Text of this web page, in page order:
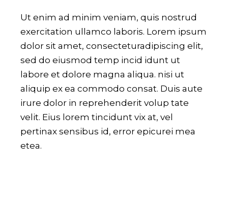
Ut enim ad minim veniam, quis nostrud
exercitation ullamco laboris. Lorem ipsum
dolor sit amet, consecteturadipiscing elit,
sed do eiusmod temp incid idunt ut
labore et dolore magna aliqua. nisi ut
aliquip ex ea commodo consat. Duis aute
irure dolor in reprehenderit volup tate
velit. Eius lorem tincidunt vix at, vel
pertinax sensibus id, error epicurei mea
etea.